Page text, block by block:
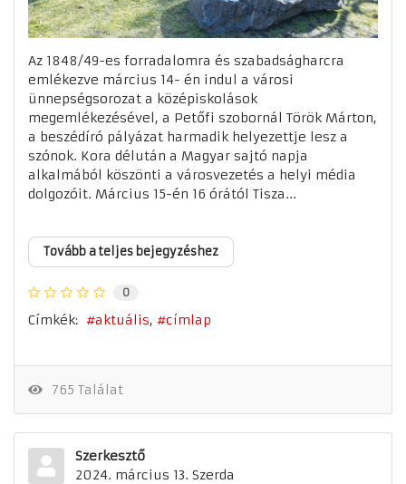
Az 1848/49-es forradalomra és szabadságharcra
emlékezve március 14- én indul a városi
ünnepségsorozat a középiskolások
megemlékezésével, a Petőfi szobornál Török Márton,
a beszédíró pályázat harmadik helyezettje lesz a
szónok. Kora délután a Magyar sajtó napja
alkalmából köszönti a városvezetés a helyi média
dolgozóit. Március 15-én 16 órától Tisza...
Tovább a teljes bejegyzéshez
0
Címkék: aktuális címlap
765 Találat
Szerkesztő
2024. március 13. Szerda